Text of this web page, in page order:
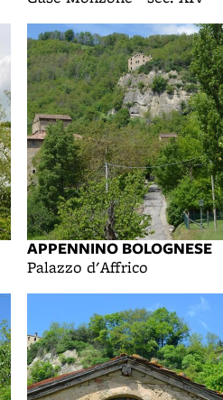
APPENNINO BOLOGNESE
Palazzo d'Affrico